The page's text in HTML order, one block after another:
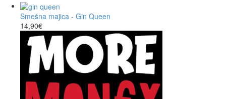
izdelka
Smešna majica - Gin Queen
14,90€